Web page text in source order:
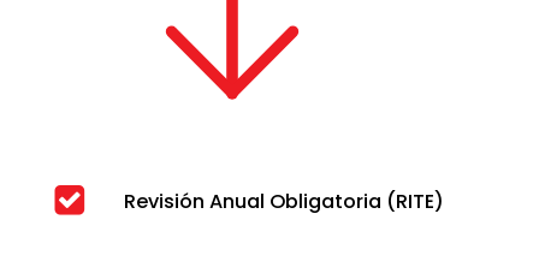
Revisión Anual Obligatoria (RITE)